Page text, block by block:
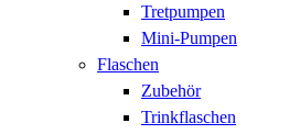
Tretpumpen
Mini-Pumpen
Flaschen
Zubehör
Trinkflaschen